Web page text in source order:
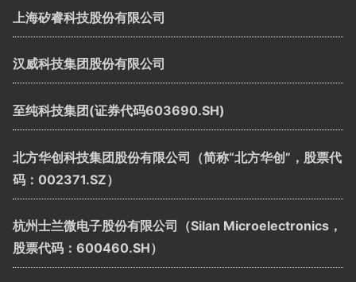
上海矽睿科技股份有限公司
汉威科技集团股份有限公司
至纯科技集团(证券代码603690.SH)
北方华创科技集团股份有限公司（简称“北方华创”，股票代
码：002371.SZ）
杭州士兰微电子股份有限公司（Silan Microelectronics，
股票代码：600460.SH）